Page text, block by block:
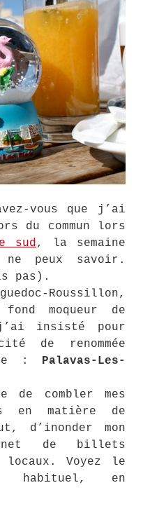
vous que j’ai
du commun lors
sud, la semaine
peux savoir.
pas).
Roussillon,
moqueur de
insisté pour
de renommée
: Palavas-Les-
de combler mes
en matière de
d’inonder mon
de billets
Voyez le
habituel, en